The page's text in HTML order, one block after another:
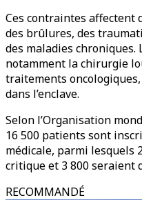
Ces contraintes affectent
des brûlures, des
des maladies chroniques.
notamment la chirurgie
traitements
dans l’enclave.
Selon l’Organisation
16 500 patients sont
médicale, parmi lesquels
critique et 3 800 seraient
RECOMMANDÉ